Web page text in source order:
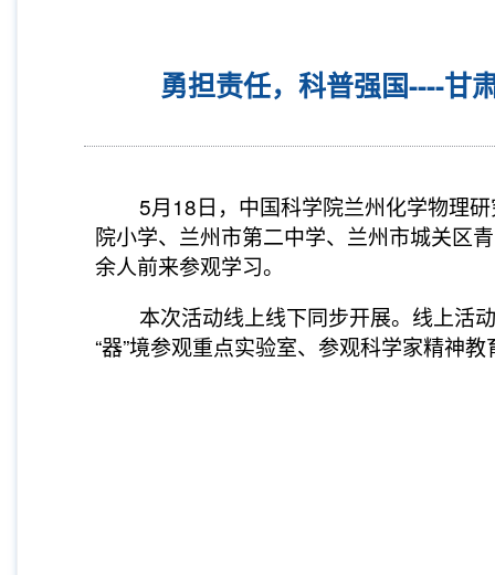
勇担责任，科普强国----甘
5月18日，中国科学院兰州化学物理研
院小学、兰州市第二中学、兰州市城关区
余人前来参观学习。
本次活动线上线下同步开展。线上活动
“器”境参观重点实验室、参观科学家精神